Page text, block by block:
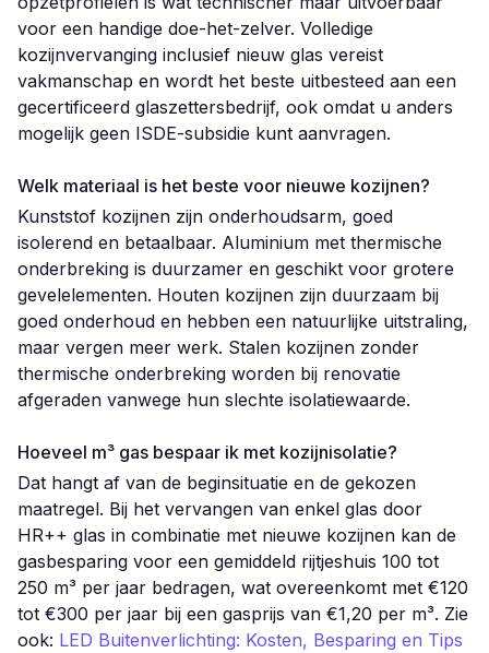
voor een handige doe-het-zelver. Volledige
kozijnvervanging inclusief nieuw glas vereist
vakmanschap en wordt het beste uitbesteed aan een
gecertificeerd glaszettersbedrijf, ook omdat u anders
mogelijk geen ISDE-subsidie kunt aanvragen.
Welk materiaal is het beste voor nieuwe kozijnen?
Kunststof kozijnen zijn onderhoudsarm, goed
isolerend en betaalbaar. Aluminium met thermische
onderbreking is duurzamer en geschikt voor grotere
gevelelementen. Houten kozijnen zijn duurzaam bij
goed onderhoud en hebben een natuurlijke uitstraling,
maar vergen meer werk. Stalen kozijnen zonder
thermische onderbreking worden bij renovatie
afgeraden vanwege hun slechte isolatiewaarde.
Hoeveel m³ gas bespaar ik met kozijnisolatie?
Dat hangt af van de beginsituatie en de gekozen
maatregel. Bij het vervangen van enkel glas door
HR++ glas in combinatie met nieuwe kozijnen kan de
gasbesparing voor een gemiddeld rijtjeshuis 100 tot
250 m³ per jaar bedragen, wat overeenkomt met €120
tot €300 per jaar bij een gasprijs van €1,20 per m³. Zie
ook: LED Buitenverlichting: Kosten, Besparing en Tips